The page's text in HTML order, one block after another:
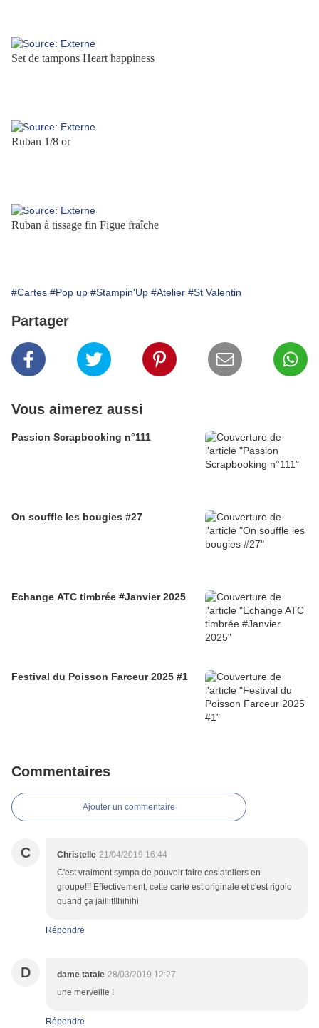
Set de tampons Heart happiness
Ruban 1/8 or
Ruban à tissage fin Figue fraîche
#Cartes #Pop up #Stampin'Up #Atelier #St Valentin
Partager
Vous aimerez aussi
Passion Scrapbooking n°111
On souffle les bougies #27
Echange ATC timbrée #Janvier 2025
Festival du Poisson Farceur 2025 #1
Commentaires
Ajouter un commentaire
C Christelle 21/04/2019 16:44
C'est vraiment sympa de pouvoir faire ces ateliers en
groupe!!! Effectivement, cette carte est originale et c'est rigolo
quand ça jaillit!!hihihi
Répondre
D dame tatale 28/03/2019 12:27
une merveille !
Répondre